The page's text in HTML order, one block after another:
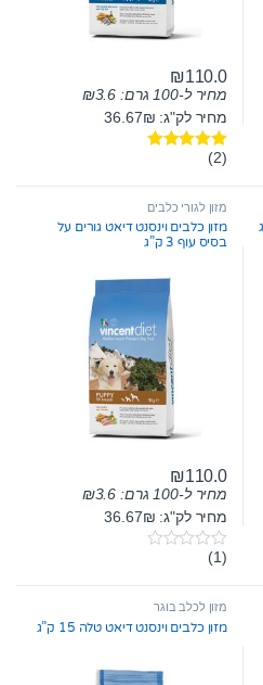
₪110.0
מחיר ל-100 גרם: ₪3.6
מחיר לק"ג: 36.67₪
דורג(2)
מזון לגורי כלבים
מזון כלבים וינסנט דיאט גורים על
בסיס עוף 3 ק”ג
₪110.0
מחיר ל-100 גרם: ₪3.6
מחיר לק"ג: 36.67₪
0
t
o
f
(1)
מזון לכלב בוגר
מזון כלבים וינסנט דיאט טלה 15 ק”ג